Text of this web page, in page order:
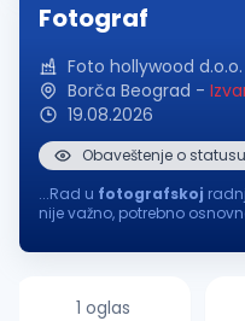
Fotograf
Foto hollywood d.o.o.
Borča Beograd -
19.08.2026
Obaveštenje o
...Rad u fotografskoj
nije važno, potrebno
1 oglas